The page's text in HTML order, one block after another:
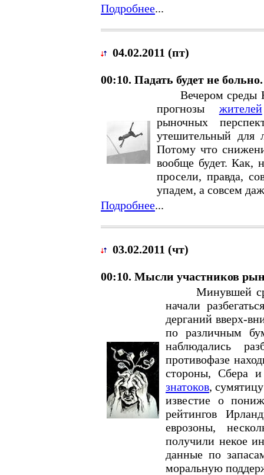
Подробнее...
04.02.2011 (пт)
00:10. Падать будет не больно.
Вечером среды
прогнозы жителей
рыночных
утешительный для
Потому что
вообще будет. Как,
просели, правда,
упадем, а совсем
Подробнее...
03.02.2011 (чт)
00:10. Мысли участников
Минувшей
начали
дерганий вверх-
по различным
наблюдались
противофазе
стороны, Сбера
знатоков,
известие о
рейтингов
еврозоны,
получили некое
данные по
моральную